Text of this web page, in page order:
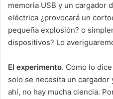
memoria USB y un cargador
eléctrica ¿provocará un
pequeña explosión? o
dispositivos? Lo
El experimento. Como lo
solo se necesita un cargador
ahí, no hay mucha ciencia.